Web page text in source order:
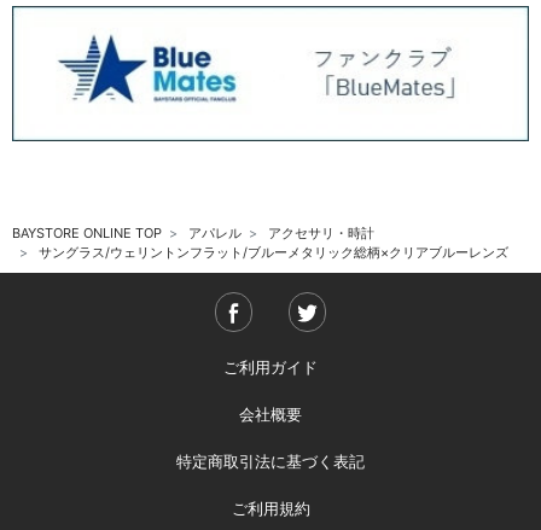
BAYSTORE ONLINE TOP アパレル
アクセサリ・時計
サングラス/ウェリントンフラット/ブルーメタリック総柄×クリアブルーレンズ
ご利用ガイド
会社概要
特定商取引法に基づく表記
ご利用規約